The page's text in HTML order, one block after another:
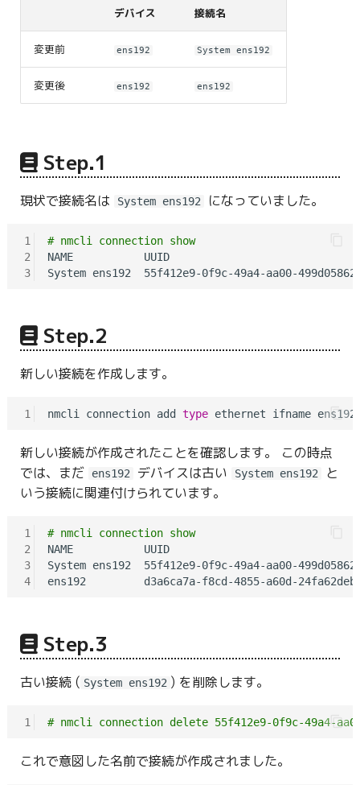
デバイス 接続名
変更前 ens192 System ens192
変更後 ens192 ens192
Step.1
現状で接続名は System ens192 になっていました。
1
2
3
# nmcli connection show
NAME           UUID
Step.2
新しい接続を作成します。
1 nmcli connection add type
新しい接続が作成されたことを確認します。 この時点
では、まだ
ens192 デバイスは古い System ens192
と
いう接続に関連付けられています。
1
2
3
4
# nmcli connection show
NAME           UUID
System ens192  55f412e9-0f9c-49a4-aa00-
Step.3
古い接続 ( System ens192 ) を削除します。
1 # nmcli connection delete 55f412e9-0f9c-49a4-
これで意図した名前で接続が作成されました。